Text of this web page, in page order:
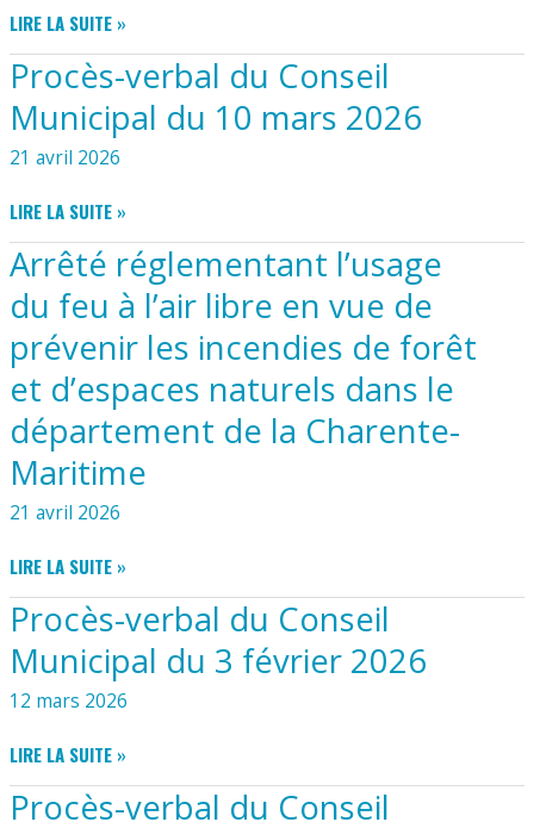
CÔTIERS
DE
GIRONDE
L’ÉLECTION
DES
SÉNATEURS
DE
LA
MARITIME
27
SEPTEMBRE
2026
MARS
PROCÈS-
VERBAL
DU
CONSEIL
MUNICIPAL
DU
AVRIL
LIRE LA SUITE »
Procès-verbal du Conseil
Municipal du 10 mars 2026
21 avril 2026
PROCÈS-
VERBAL
DU
CONSEIL
MUNICIPAL
DU
10
MARS
2026
LIRE LA SUITE »
Arrêté réglementant l’usage
du feu à l’air libre en vue de
prévenir les incendies de forêt
et d’espaces naturels dans le
département de la Charente-
Maritime
21 avril 2026
ARRÊTÉ
RÉGLEMENTANT
L’USAGE
DU
FEU
À
LIBRE
VUE
LIRE LA SUITE »
Procès-verbal du Conseil
Municipal du 3 février 2026
12 mars 2026
PROCÈS-
VERBAL
DU
LIRE LA SUITE »
Procès-verbal du Conseil